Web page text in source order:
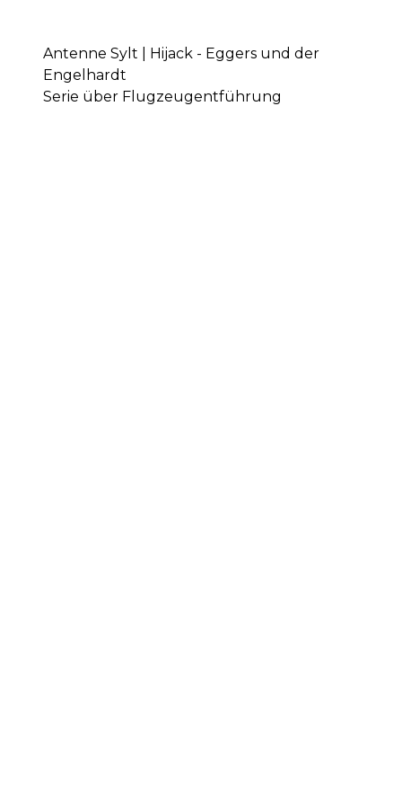
Antenne Sylt | Hijack - Eggers und der
Engelhardt
Serie über Flugzeugentführung